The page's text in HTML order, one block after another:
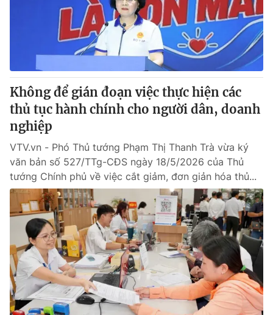
Không để gián đoạn việc thực hiện các
thủ tục hành chính cho người dân, doanh
nghiệp
VTV.vn - Phó Thủ tướng Phạm Thị Thanh Trà vừa ký
văn bản số 527/TTg-CĐS ngày 18/5/2026 của Thủ
tướng Chính phủ về việc cắt giảm, đơn giản hóa thủ...